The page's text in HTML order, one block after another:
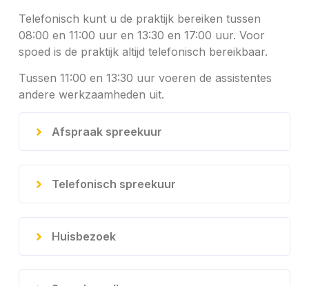
Telefonisch kunt u de praktijk bereiken tussen
08:00 en 11:00 uur en 13:30 en 17:00 uur. Voor
spoed is de praktijk altijd telefonisch bereikbaar.
Tussen 11:00 en 13:30 uur voeren de assistentes
andere werkzaamheden uit.
Afspraak spreekuur
Telefonisch spreekuur
Huisbezoek